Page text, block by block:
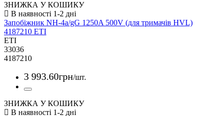
ЗНИЖКА У КОШИКУ
Запобіжник NH-4a/gG 1250A 500V (для тримачів HVL)
4187210 ETI
ETI
33036
4187210
3 993.60грн/шт.
ЗНИЖКА У КОШИКУ